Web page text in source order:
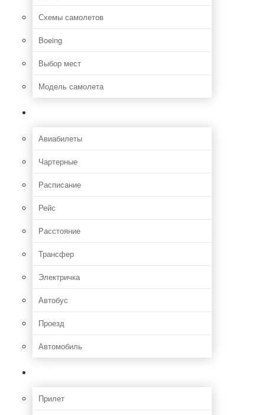
Схемы самолетов
Boeing
Выбор мест
Модель самолета
Авиабилеты
Чартерные
Расписание
Рейс
Расстояние
Трансфер
Электричка
Автобус
Проезд
Автомобиль
Прилет